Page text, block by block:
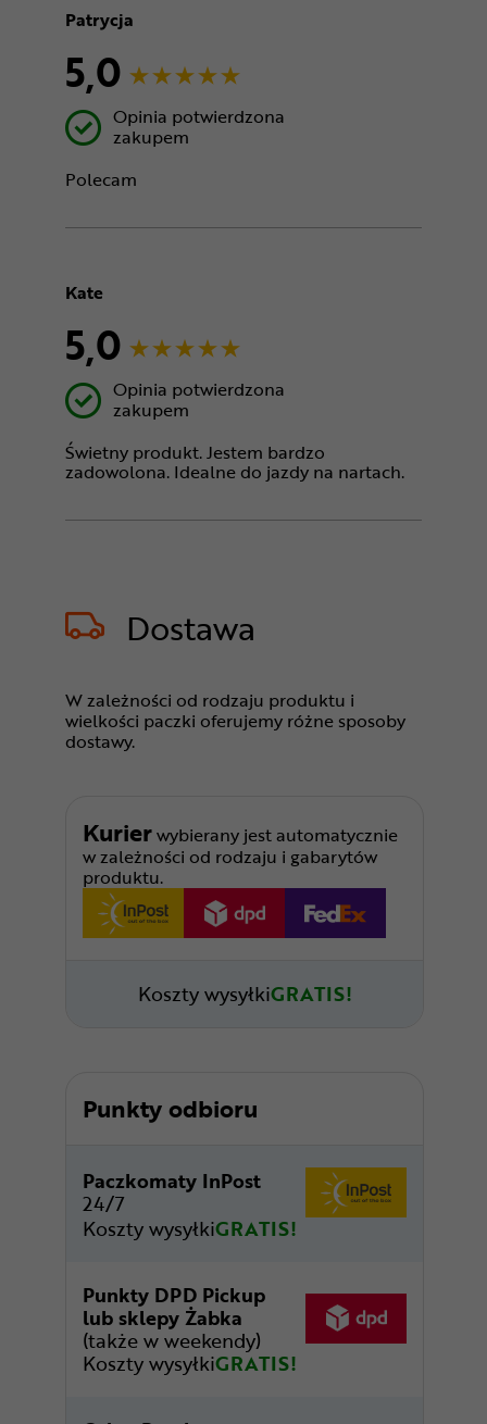
Patrycja
5,0
Opinia potwierdzona
zakupem
Polecam
Kate
5,0
Opinia potwierdzona
zakupem
Świetny produkt. Jestem bardzo
zadowolona. Idealne do jazdy na nartach.
Dostawa
W zależności od rodzaju produktu i
wielkości paczki oferujemy różne sposoby
dostawy.
Kurierwybierany jest automatycznie
w zależności od rodzaju i gabarytów
produktu.
Koszty wysyłkiGRATIS!
Punkty odbioru
Paczkomaty InPost
24/7
Koszty wysyłkiGRATIS!
Punkty DPD Pickup
lub sklepy Żabka
(także w weekendy)
Koszty wysyłkiGRATIS!